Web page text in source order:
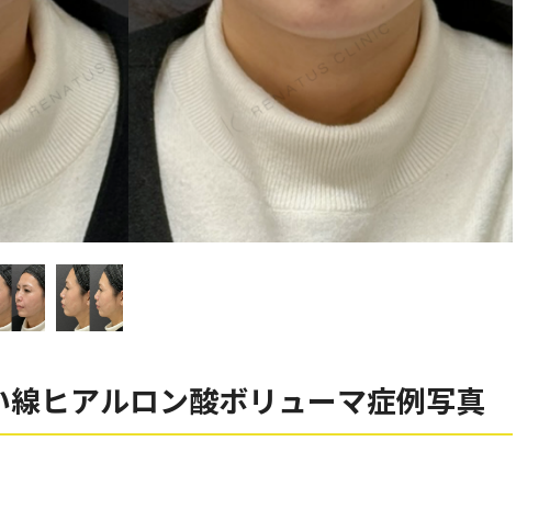
ヒアルロン酸ボリューマ症例写真